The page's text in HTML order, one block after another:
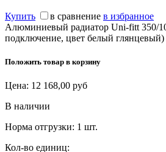
Купить в сравнение в избранное
Алюминиевый радиатор Uni-fitt 350/
подключение, цвет белый глянцевый)
Положить товар в корзину
Цена: 12 168,00 руб
В наличии
Норма отгрузки: 1 шт.
Кол-во единиц: